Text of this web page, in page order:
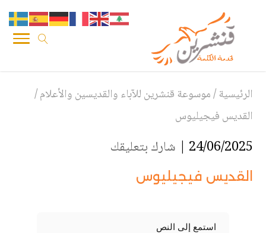
الرئيسية/موسوعة قنشرين للآباء والقديسين والأعلام/
القديس فيجيليوس
24/06/2025 | شارك بتعليقك
القديس فيجيليوس
استمع إلى النص